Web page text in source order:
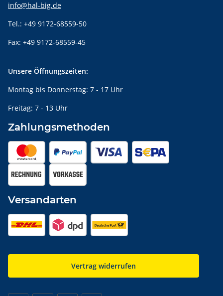
info@hal-big.de
Tel.: +49 9172-68559-50
Fax: +49 9172-68559-45
Unsere Öffnungszeiten:
Montag bis Donnerstag: 7 - 17 Uhr
Freitag: 7 - 13 Uhr
Zahlungsmethoden
Versandarten
Vertrag widerrufen